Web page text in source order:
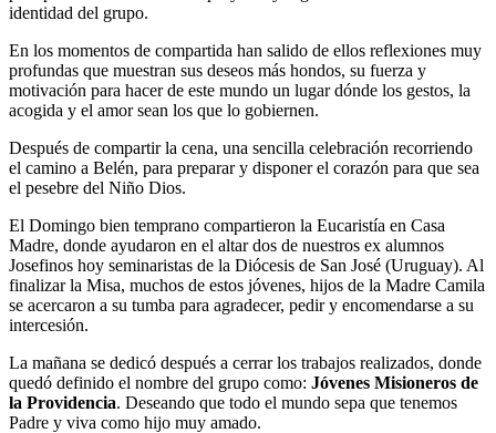
identidad del grupo.
En los momentos de compartida han salido de ellos reflexiones muy
profundas que muestran sus deseos más hondos, su fuerza y
motivación para hacer de este mundo un lugar dónde los gestos, la
acogida y el amor sean los que lo gobiernen.
Después de compartir la cena, una sencilla celebración recorriendo
el camino a Belén, para preparar y disponer el corazón para que sea
el pesebre del Niño Dios.
El Domingo bien temprano compartieron la Eucaristía en Casa
Madre, donde ayudaron en el altar dos de nuestros ex alumnos
Josefinos hoy seminaristas de la Diócesis de San José (Uruguay). Al
finalizar la Misa, muchos de estos jóvenes, hijos de la Madre Camila
se acercaron a su tumba para agradecer, pedir y encomendarse a su
intercesión.
La mañana se dedicó después a cerrar los trabajos realizados, donde
quedó definido el nombre del grupo como: Jóvenes Misioneros de
la Providencia. Deseando que todo el mundo sepa que tenemos
Padre y viva como hijo muy amado.